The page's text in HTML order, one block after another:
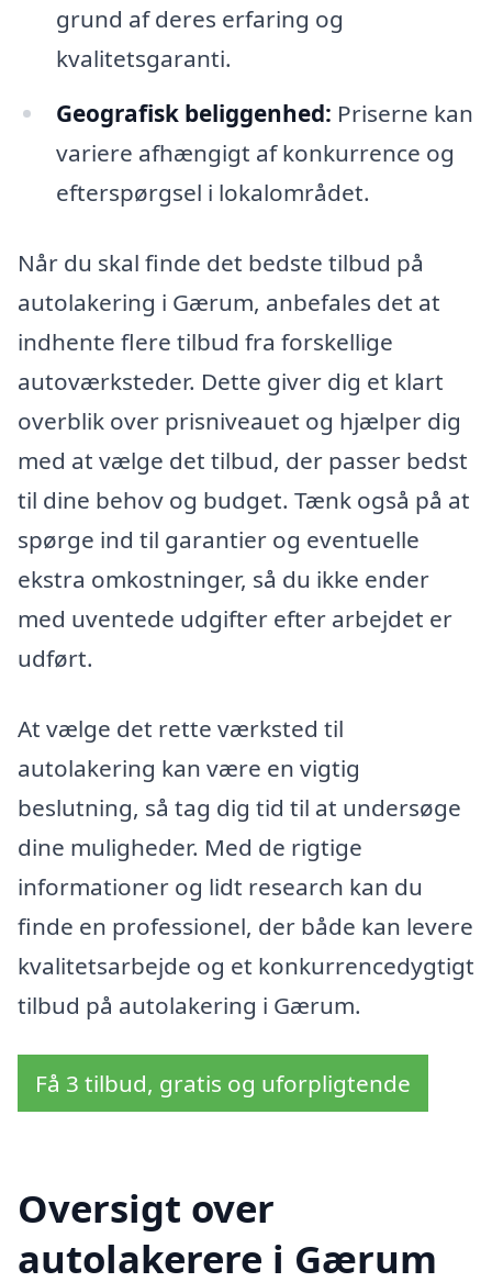
grund af deres erfaring og
kvalitetsgaranti.
Geografisk beliggenhed: Priserne kan
variere afhængigt af konkurrence og
efterspørgsel i lokalområdet.
Når du skal finde det bedste tilbud på
autolakering i Gærum, anbefales det at
indhente flere tilbud fra forskellige
autoværksteder. Dette giver dig et klart
overblik over prisniveauet og hjælper dig
med at vælge det tilbud, der passer bedst
til dine behov og budget. Tænk også på at
spørge ind til garantier og eventuelle
ekstra omkostninger, så du ikke ender
med uventede udgifter efter arbejdet er
udført.
At vælge det rette værksted til
autolakering kan være en vigtig
beslutning, så tag dig tid til at undersøge
dine muligheder. Med de rigtige
informationer og lidt research kan du
finde en professionel, der både kan levere
kvalitetsarbejde og et konkurrencedygtigt
tilbud på autolakering i Gærum.
Få 3 tilbud, gratis og uforpligtende
Oversigt over
autolakerere i Gærum